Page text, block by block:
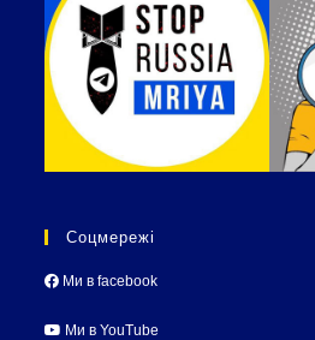
Соцмережі
Ми в facebook
Ми в YouTube